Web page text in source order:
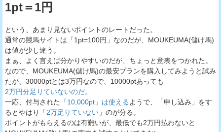
1pt＝1円
という、あまり見ないポイントのレートだった。
通常の競馬サイトは「1pt=100円」なのだが、MOUKEUMA(儲け馬)
は値が少し違う。
まぁ、よく言えば分かりやすいのだが、ちょっと意表をつかれた。
なので、MOUKEUMA(儲け馬)の最安プランを購入してみようと試み
たが、30000ptとは3万円なので、10000ptあっても
2万円分足りていないのだ。
一応、付与された
「10,000pt」は使える ようで、「申し込み」をす
るとやはり「2万足りていない 」のが分る。
ポイントがもらえるのは有難いが、最低でも2万円払わないと